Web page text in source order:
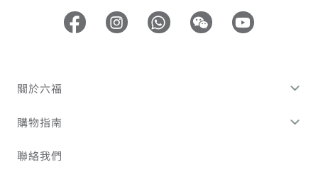
關於六福
購物指南
聯絡我們